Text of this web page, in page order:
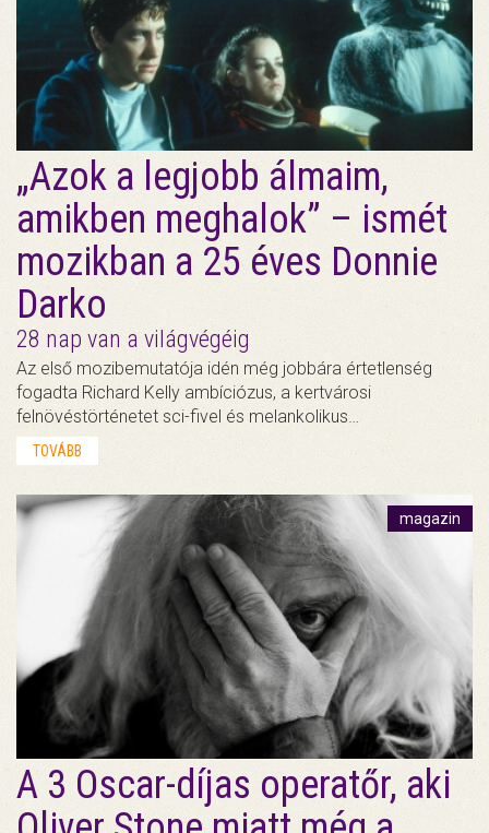
„Azok a legjobb álmaim,
amikben meghalok” – ismét
mozikban a 25 éves Donnie
Darko
28 nap van a világvégéig
Az első mozibemutatója idén még jobbára értetlenség
fogadta Richard Kelly ambíciózus, a kertvárosi
felnövéstörténetet sci-fivel és melankolikus…
TOVÁBB
magazin
A 3 Oscar-díjas operatőr, aki